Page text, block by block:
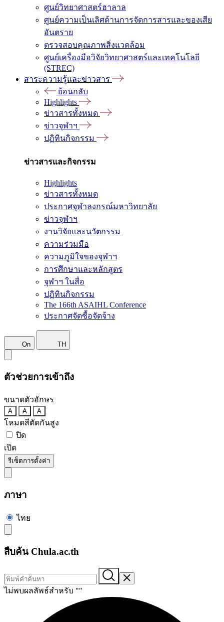
ศูนย์วิทยาศาสตร์ฮาลาล
ศูนย์ความเป็นเลิศด้านการจัดการสารและของเสีย
อันตราย
ตรวจสอบคุณภาพสิ่งแวดล้อม
ศูนย์เครื่องมือวิจัยวิทยาศาสตร์และเทคโนโลยี
(STREC)
สาระความรู้และข่าวสาร
ย้อนกลับ
Highlights
ข่าวสารทั้งหมด
ข่าวจุฬาฯ
ปฏิทินกิจกรรม
ข่าวสารและกิจกรรม
Highlights
ข่าวสารทั้งหมด
ประกาศจุฬาลงกรณ์มหาวิทยาลัย
ข่าวจุฬาฯ
งานวิจัยและนวัตกรรม
ความร่วมมือ
ความภูมิใจของจุฬาฯ
การศึกษาและหลักสูตร
จุฬาฯ ในสื่อ
ปฏิทินกิจกรรม
The 166th ASAIHL Conference
ประกาศจัดซื้อจัดจ้าง
On TH
ตัวช่วยการเข้าถึง
ขนาดตัวอักษร
A A A
โหมดสีตัดกันสูง
ปิด
เปิด
รีเซ็ตการตั้งค่า
ภาษา
ไทย
สืบค้น Chula.ac.th
ไม่พบผลลัพธ์สำหรับ ""